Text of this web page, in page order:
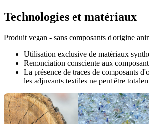
Technologies et matériaux
Produit vegan - sans composants d'origine
Utilisation exclusive de matériaux
Renonciation consciente aux
La présence de traces de composants
les adjuvants textiles ne peut être